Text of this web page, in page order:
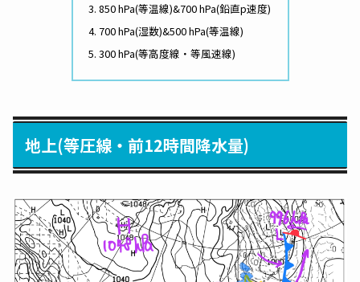
850 hPa(等温線)&700 hPa(鉛直p速度)
700 hPa(湿数)&500 hPa(等温線)
300 hPa(等高度線・等風速線)
地上(等圧線・前12時間降水量)